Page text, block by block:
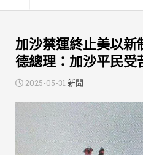
加沙禁運終止美以新
德總理：加沙平民受
2025-05-31新聞